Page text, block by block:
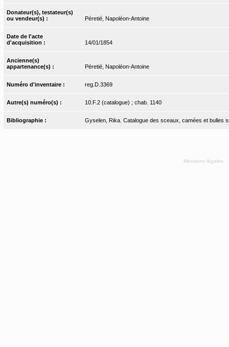
Donateur(s), testateur(s)
ou vendeur(s) :
Péretié, Napoléon-Antoine
Date de l'acte
d'acquisition :
14/01/1854
Ancienne(s)
appartenance(s) :
Péretié, Napoléon-Antoine
Numéro d'inventaire : reg.D.3369
Autre(s) numéro(s) : 10.F.2 (catalogue) ; chab. 1140
Bibliographie : Gyselen, Rika. Catalogue des sceaux, camées et bulles
Mentions légales